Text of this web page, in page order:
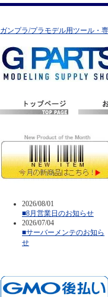
ガンプラ/プラモデル用ツール・
2026/08/01
■8月営業日のお知らせ
2026/07/04
■サーバーメンテのお知ら
せ